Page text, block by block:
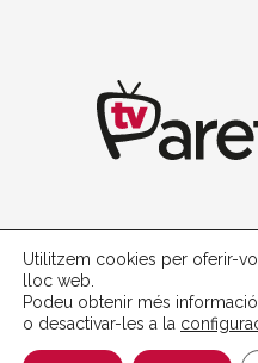
Política de
Política
Utilitzem cookies per oferir-
lloc web.
Podeu obtenir més
o desactivar-les a la